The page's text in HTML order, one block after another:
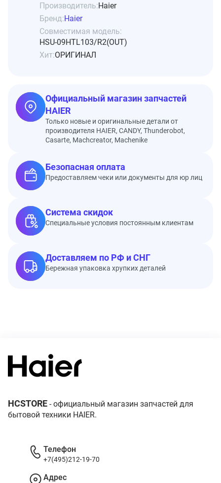
Производитель:Haier
Бренд:Haier
Совместимая модель:
HSU-09HTL103/R2(OUT)
Хит:ОРИГИНАЛ
Официальный магазин запчастей
HAIER
Только новые и оригинальные детали от
производителя HAIER, CANDY, Thunderobot,
Casarte, Machcreator, Machenike
Безопасная оплата
Предоставляем чеки или документы для юр лиц
Система скидок
Специальные условия постоянным клиентам
Доставляем по РФ и СНГ
Бережная упаковка хрупких деталей
HCSTORE - официальный магазин запчастей для
бытовой техники HAIER.
Телефон
+7(495)212-19-70
Адрес